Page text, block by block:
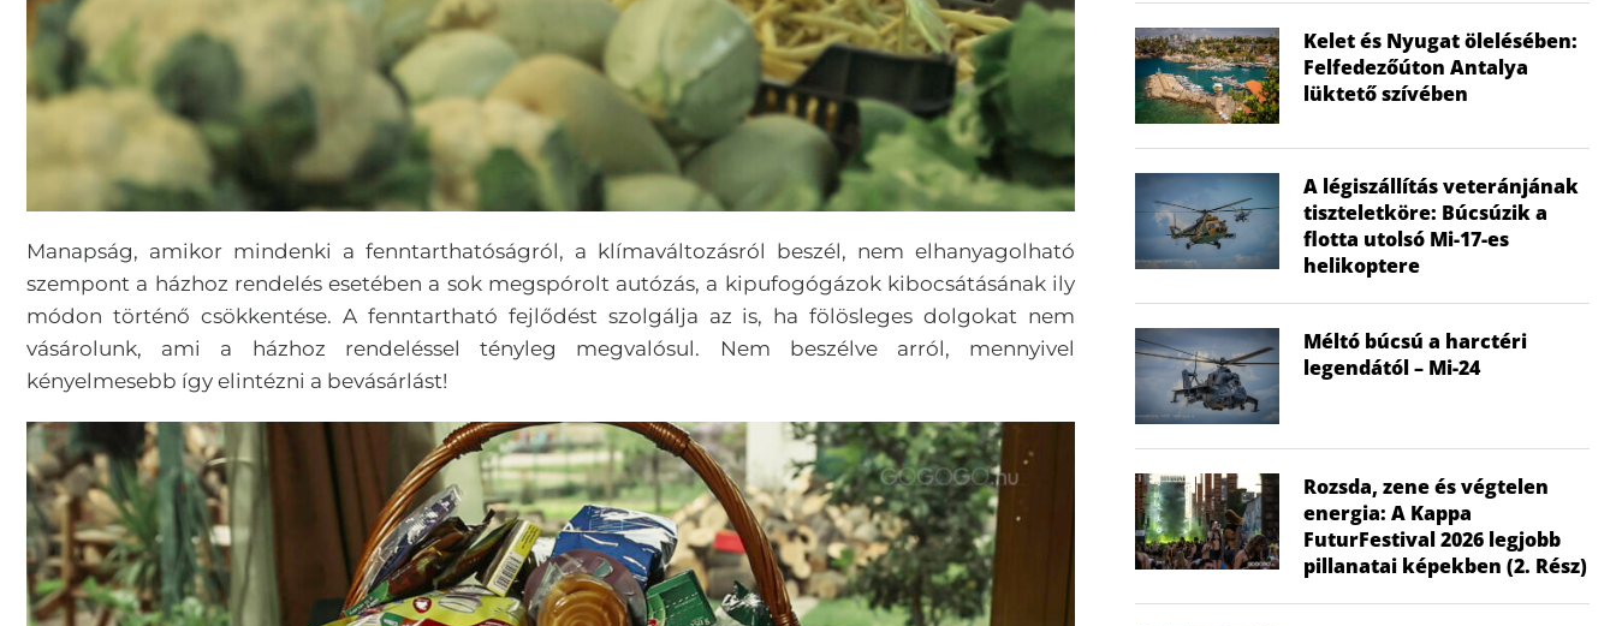
Manapság, amikor mindenki a fenntarthatóságról, a klímaváltozásról beszél, nem elhanyagolható
szempont a házhoz rendelés esetében a sok megspórolt autózás, a kipufogógázok kibocsátásának ily
módon történő csökkentése. A fenntartható fejlődést szolgálja az is, ha fölösleges dolgokat nem
vásárolunk, ami a házhoz rendeléssel tényleg megvalósul. Nem beszélve arról, mennyivel
kényelmesebb így elintézni a bevásárlást!
Kelet és Nyugat ölelésében:
Felfedezőúton Antalya
lüktető szívében
A légiszállítás veteránjának
tiszteletköre: Búcsúzik a
flotta utolsó Mi-17-es
helikoptere
Méltó búcsú a harctéri
legendától – Mi-24
Rozsda, zene és végtelen
energia: A Kappa
FuturFestival 2026 legjobb
pillanatai képekben (2. Rész)